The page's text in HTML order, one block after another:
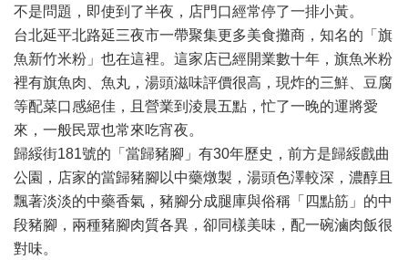
不是問題，即使到了半夜，店門口經常停了一排小黃。
台北延平北路延三夜市一帶聚集更多美食攤商，知名的「旗
魚新竹米粉」也在這裡。這家店已經開業數十年，旗魚米粉
裡有旗魚肉、魚丸，湯頭滋味評價很高，現炸的三鮮、豆腐
等配菜口感絕佳，且營業到淩晨五點，忙了一晚的運將愛
來，一般民眾也常來吃宵夜。
歸綏街181號的「當歸豬腳」有30年歷史，前方是歸綏戲曲
公園，店家的當歸豬腳以中藥燉製，湯頭色澤較深，濃醇且
飄著淡淡的中藥香氣，豬腳分成腿庫與俗稱「四點筋」的中
段豬腳，兩種豬腳肉質各異，卻同樣美味，配一碗滷肉飯很
對味。